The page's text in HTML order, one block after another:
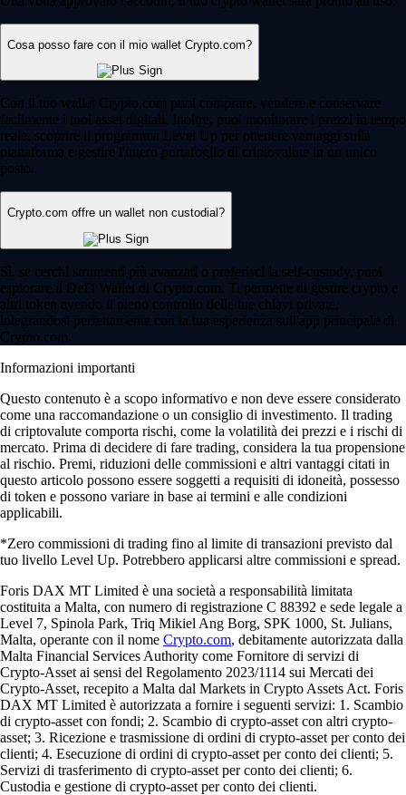
Cosa posso fare con il mio wallet Crypto.com?
Con il tuo wallet Crypto.com puoi comprare, vendere e conservare
facilmente i tuoi asset digitali. Inoltre, puoi monitorare i prezzi in tempo
reale, scoprire il programma Level Up per ottenere vantaggi sulla
piattaforma e gestire l'intero portafoglio di criptovalute in un unico
posto.
Crypto.com offre un wallet non custodial?
Sì, se cerchi strumenti più avanzati o preferisci la self-custody, puoi
esplorare il DeFi Wallet di Crypto.com. Ti permette di gestire crypto e
altri token avendo il pieno controllo delle tue chiavi private,
integrandosi perfettamente con la tua esperienza sull'app principale di
Crypto.com.
Informazioni importanti
Questo contenuto è a scopo informativo e non deve essere considerato
come una raccomandazione o un consiglio di investimento. Il trading
di criptovalute comporta rischi, come la volatilità dei prezzi e i rischi di
mercato. Prima di decidere di fare trading, considera la tua propensione
al rischio. Premi, riduzioni delle commissioni e altri vantaggi citati in
questo articolo possono essere soggetti a requisiti di idoneità, possesso
di token e possono variare in base ai termini e alle condizioni
applicabili.
*Zero commissioni di trading fino al limite di transazioni previsto dal
tuo livello Level Up. Potrebbero applicarsi altre commissioni e spread.
Foris DAX MT Limited è una società a responsabilità limitata
costituita a Malta, con numero di registrazione C 88392 e sede legale a
Level 7, Spinola Park, Triq Mikiel Ang Borg, SPK 1000, St. Julians,
Malta, operante con il nome Crypto.com, debitamente autorizzata dalla
Malta Financial Services Authority come Fornitore di servizi di
Crypto-Asset ai sensi del Regolamento 2023/1114 sui Mercati dei
Crypto-Asset, recepito a Malta dal Markets in Crypto Assets Act. Foris
DAX MT Limited è autorizzata a fornire i seguenti servizi: 1. Scambio
di crypto-asset con fondi; 2. Scambio di crypto-asset con altri crypto-
asset; 3. Ricezione e trasmissione di ordini di crypto-asset per conto dei
clienti; 4. Esecuzione di ordini di crypto-asset per conto dei clienti; 5.
Servizi di trasferimento di crypto-asset per conto dei clienti; 6.
Custodia e gestione di crypto-asset per conto dei clienti.